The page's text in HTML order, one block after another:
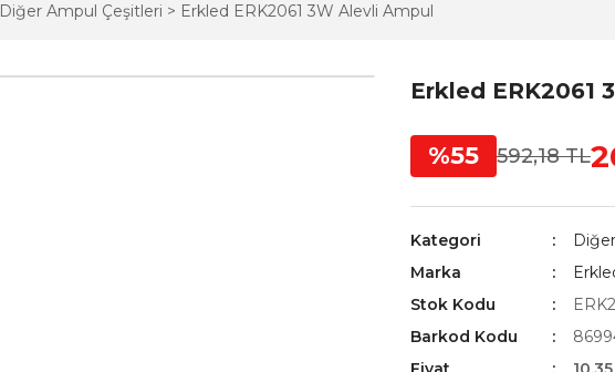
Diğer Ampul Çeşitleri Erkled ERK2061 3W Alevli Ampul
Erkled ERK2061
%55 592,18 TL
Kategori
Marka
Stok Kodu
Barkod Kodu